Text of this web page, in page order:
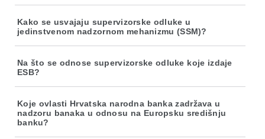
Kako se usvajaju supervizorske odluke u
jedinstvenom nadzornom mehanizmu (SSM)?
Na što se odnose supervizorske odluke koje izdaje
ESB?
Koje ovlasti Hrvatska narodna banka zadržava u
nadzoru banaka u odnosu na Europsku središnju
banku?